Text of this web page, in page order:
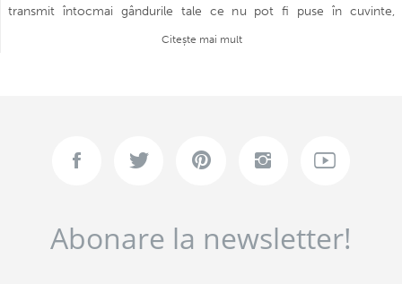
transmit întocmai gândurile tale ce nu pot fi puse în cuvinte,
materializând astfel emoțiile sufletului tău într-un cadou floral
dragoste, o dovadă a prieteniei și un semn de respect. Alege unul
fi purtate în petalele lui catifelate.
Citește mai mult
Abonare la newsletter!